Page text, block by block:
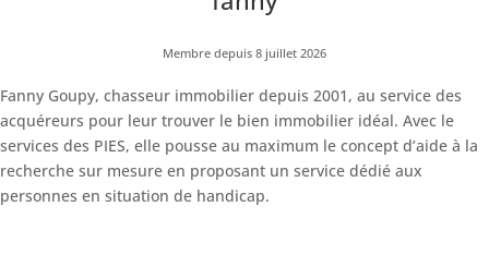
Membre depuis 8 juillet 2026
Fanny Goupy, chasseur immobilier depuis 2001, au service des
acquéreurs pour leur trouver le bien immobilier idéal. Avec le
services des PIES, elle pousse au maximum le concept d’aide à la
recherche sur mesure en proposant un service dédié aux
personnes en situation de handicap.